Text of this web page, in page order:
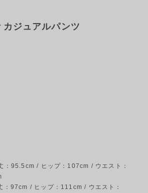
カジュアルパンツ
：95.5cm / ヒップ：107cm / ウエスト：
：97cm / ヒップ：111cm / ウエスト：